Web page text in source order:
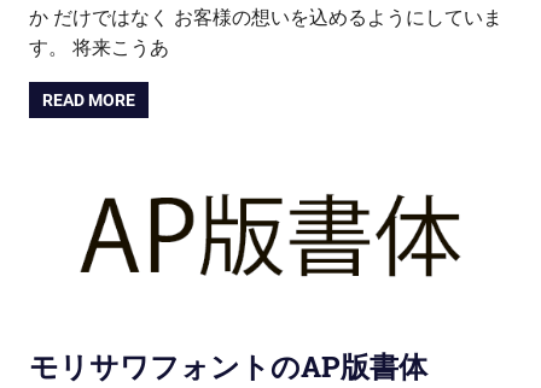
か だけではなく お客様の想いを込めるようにしていま
す。 将来こうあ
READ MORE
モリサワフォントのAP版書体